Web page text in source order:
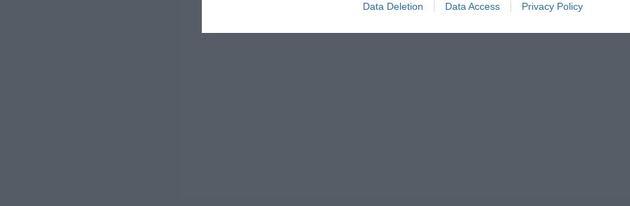
I want to allow Google to enable storage related to personalization.
Data Deletion Data Access Privacy Policy